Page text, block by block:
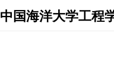
中国海洋大学工程